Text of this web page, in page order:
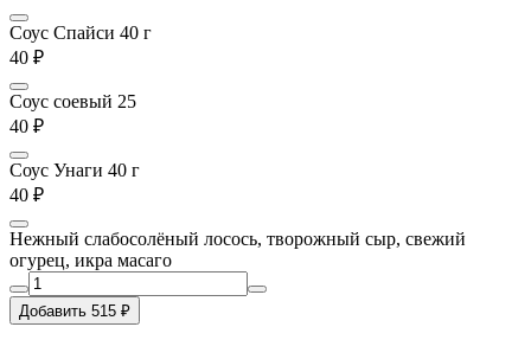
Соус Спайси 40 г
40 ₽
Соус соевый 25
40 ₽
Соус Унаги 40 г
40 ₽
Нежный слабосолёный лосось, творожный сыр, свежий
огурец, икра масаго
Добавить 515 ₽